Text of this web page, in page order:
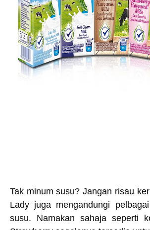
Tak minum susu? Jangan risau
Lady juga mengandungi
susu. Namakan sahaja seperti